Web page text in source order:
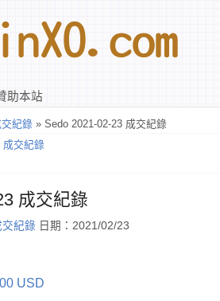
助本站
交紀錄 » Sedo 2021-02-23 成交紀錄
成交紀錄
成交紀錄
交紀錄 日期：2021/02/23
USD